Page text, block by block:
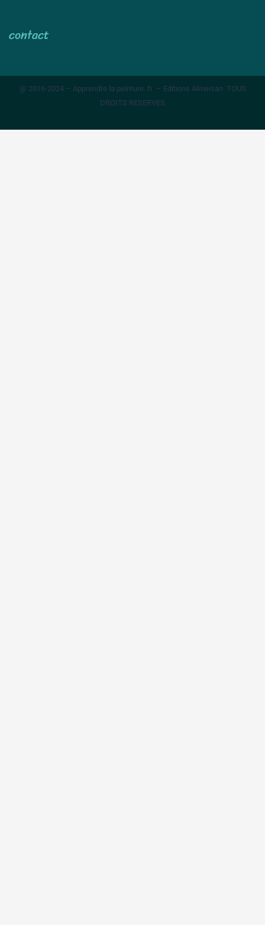
contact
@ 2016-2024 – Apprendre la peinture .fr – Editions Almeisan TOUS
DROITS RESERVES